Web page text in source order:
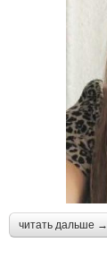
читать дальше →